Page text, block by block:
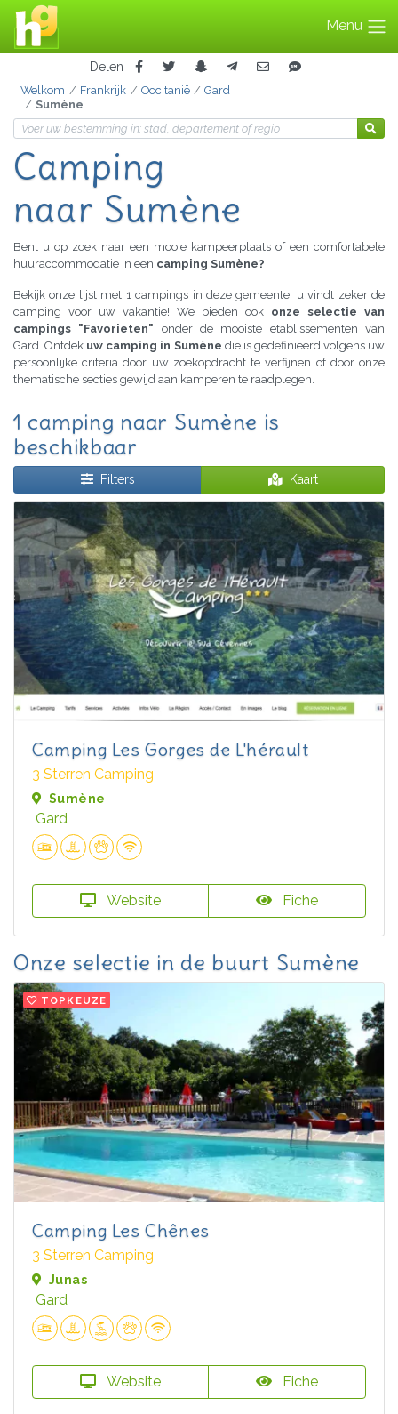
Menu
Delen
Welkom Frankrijk Occitanië
Gard
Sumène
Camping
naar Sumène
Bent u op zoek naar een mooie kampeerplaats of een comfortabele
huuraccommodatie in een camping Sumène?
Bekijk onze lijst met 1 campings in deze gemeente, u vindt zeker de
camping voor uw vakantie! We bieden ook onze selectie van
campings "Favorieten" onder de mooiste etablissementen van
Gard. Ontdek uw camping in Sumène die is gedefinieerd volgens uw
persoonlijke criteria door uw zoekopdracht te verfijnen of door onze
thematische secties gewijd aan kamperen te raadplegen.
1 camping naar Sumène is
beschikbaar
Filters Kaart
Camping Les Gorges de L'hérault
3 Sterren Camping
Sumène
Gard
Website Fiche
Onze selectie in de buurt Sumène
TOPKEUZE
Camping Les Chênes
3 Sterren Camping
Junas
Gard
Website Fiche